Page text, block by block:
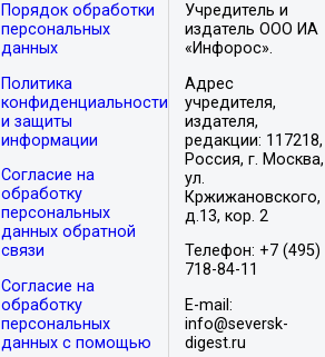
Порядок обработки
персональных
данных
Политика
конфиденциальности
и защиты
информации
Согласие на
обработку
персональных
данных обратной
связи
Согласие на
обработку
персональных
данных с помощью
Учредитель и
издатель ООО ИА
«Инфорос».
Адрес
учредителя,
издателя,
редакции: 117218,
Россия, г. Москва,
ул.
Кржижановского,
д.13, кор. 2
Телефон: +7 (495)
718-84-11
E-mail:
info@seversk-
digest.ru